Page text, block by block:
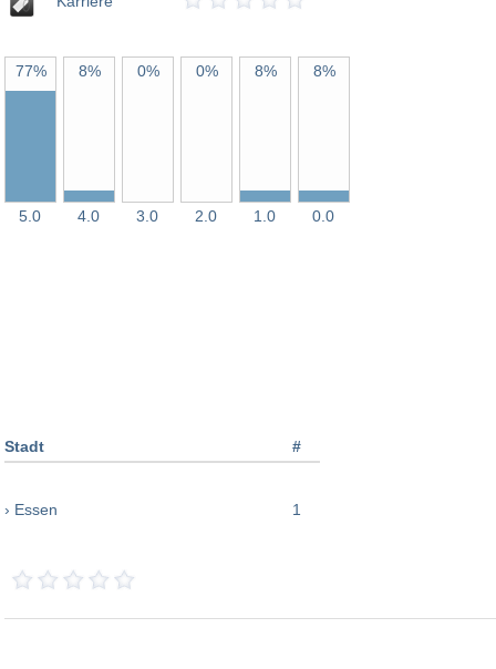
77%
5.0
8%
4.0
0%
3.0
0%
2.0
8%
1.0
8%
0.0
Stadt #
› Essen 1